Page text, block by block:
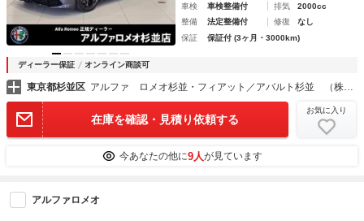
車検
車検整備付 排気
2000cc
整備
法定整備付 修復
なし
保証
保証付 (3ヶ月・3000km)
ディーラー保証 オンライン商談可
東京都杉並区 アルファ ロメオ杉並・フィアット／アバルト杉並 （株）アクセル
在庫を確認・見積り依頼する
お気に入り
今あなたの他に9人が見ています
アルファロメオ